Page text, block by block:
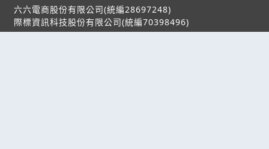
六六電商股份有限公司(統編28697248)
際標資訊科技股份有限公司(統編70398496)